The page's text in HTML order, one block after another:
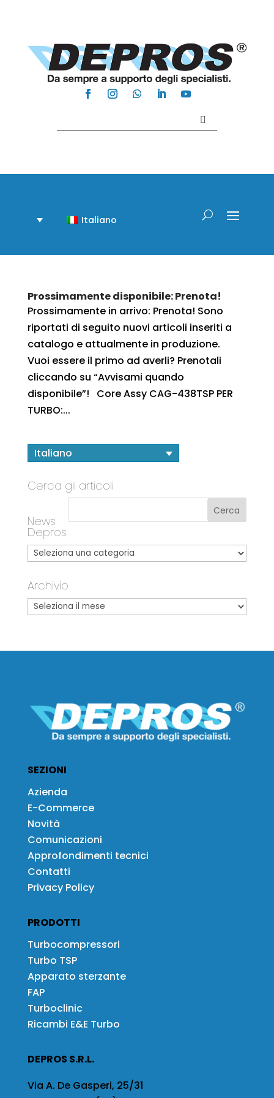
Italiano
Prossimamente disponibile: Prenota!
Prossimamente in arrivo: Prenota! Sono
riportati di seguito nuovi articoli inseriti a
catalogo e attualmente in produzione.
Vuoi essere il primo ad averli? Prenotali
cliccando su “Avvisami quando
disponibile”! Core Assy CAG-438TSP PER
TURBO:...
Italiano
Cerca gli articoli
News
Depros
Archivio
SEZIONI
Azienda
E-Commerce
Novità
Comunicazioni
Approfondimenti tecnici
Contatti
Privacy Policy
PRODOTTI
Turbocompressori
Turbo TSP
Apparato sterzante
FAP
Turboclinic
Ricambi E&E Turbo
DEPROS S.R.L.
Via A. De Gasperi, 25/31